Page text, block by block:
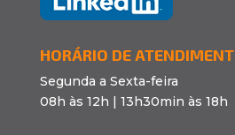
HORÁRIO DE
Segunda a Sexta-feira
08h às 12h | 13h30min às 18h